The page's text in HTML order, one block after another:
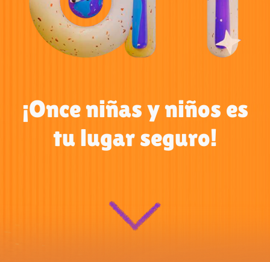
¡Once niñas y niños es
tu lugar seguro!